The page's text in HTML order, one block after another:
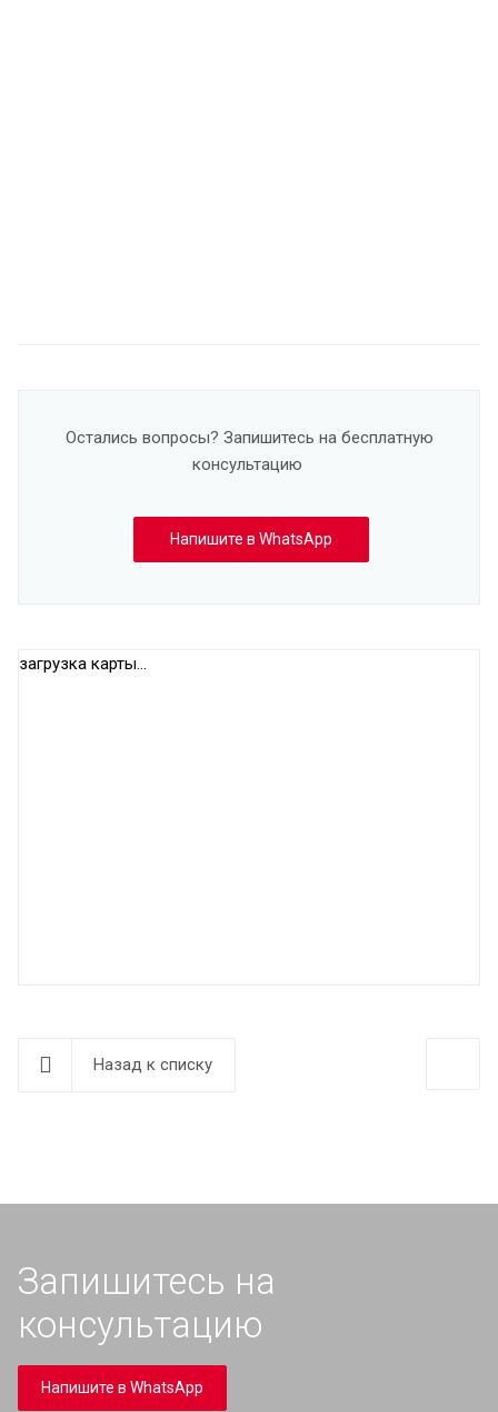
Остались вопросы? Запишитесь на бесплатную
консультацию
Напишите в WhatsApp
загрузка карты...
Назад к списку
Запишитесь на
консультацию
Напишите в WhatsApp